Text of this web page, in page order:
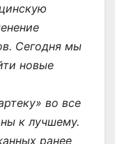
Сегодня мы
новые
во все
к лучшему.
ранее